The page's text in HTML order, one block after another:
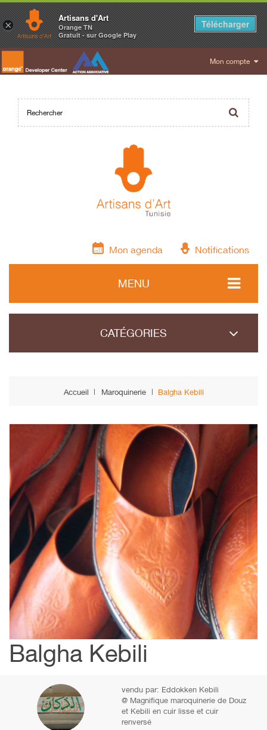
Mon compte
Mon agenda Notifications
MENU
CATÉGORIES
Accueil Maroquinerie Balgha Kebili
Balgha Kebili
vendu par: Eddokken Kebili
@ Magnifique maroquinerie de Douz
et Kebili en cuir lisse et cuir
renversé
×
Artisans d'Art
Orange TN
Gratuit - sur Google Play
Télécharger